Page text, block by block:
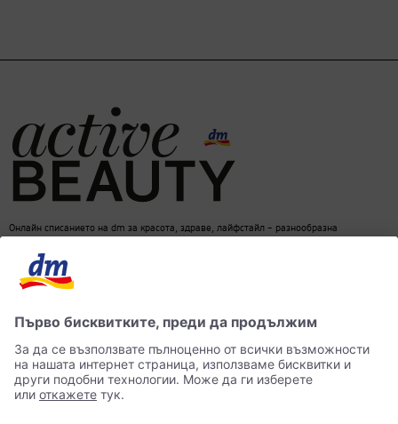
Онлайн списанието на dm за красота, здраве, лайфстайл – разнообразна